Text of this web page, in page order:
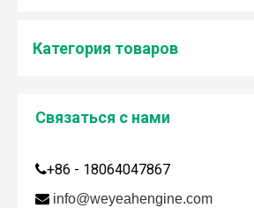
Категория товаров
Связаться с нами
+86 - 18064047867
 info@weyeahengine.com